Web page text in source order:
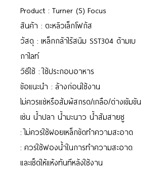
Product : Turner (S) Focus
สินค้า : ตะหลิวเล็กโฟกัส
วัสดุ : เหล็กกล้าไร้สนิม SST304 ด้ามเบ
กาไลท์
วิธีใช้ : ใช้ประกอบอาหาร
ข้อแนะนำ : ล้างก่อนใช้งาน
ไม่ควรแช่หรือสัมผัสกรด/เกลือ/ด่างเข้มข้น
เช่น น้ำปลา น้ำมะนาว น้ำส้มสายชู
: ไม่ควรใช้ฝอยเหล็กขัดทำความสะอาด
: ควรใช้ฟองน้ำในการทำความสะอาด
และเช็ดให้แห้งทันทีหลังใช้งาน